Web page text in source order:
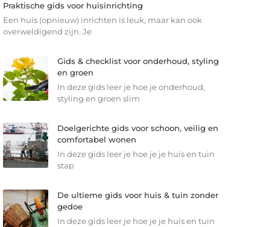
Praktische gids voor huisinrichting
Een huis (opnieuw) inrichten is leuk, maar kan ook
overweldigend zijn. Je
Gids & checklist voor onderhoud, styling
en groen
In deze gids leer je hoe je onderhoud,
styling en groen slim
Doelgerichte gids voor schoon, veilig en
comfortabel wonen
In deze gids leer je hoe je je huis en tuin
stap
De ultieme gids voor huis & tuin zonder
gedoe
In deze gids leer je hoe je je huis en tuin